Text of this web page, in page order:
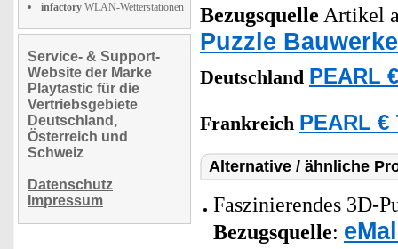
infactory WLAN-Wetterstationen
Service- & Support-
Website der Marke
Playtastic für die
Vertriebsgebiete
Deutschland,
Österreich und
Schweiz
Datenschutz
Impressum
Bezugsquelle Artikel
Puzzle Bauwerke
Deutschland PEARL
Frankreich PEARL €
Alternative / ähnliche
Faszinierendes 3D-
Bezugsquelle: